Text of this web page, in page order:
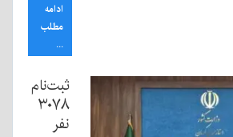
ادامه
مطلب
...
ثبت‌نام
۳۰۷۸
نفر